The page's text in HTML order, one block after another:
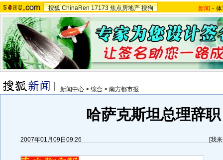
搜狐 ChinaRen 17173 焦点房地产 搜狗 新闻 -
新闻中心 > 综合 > 南方都市报
哈萨克斯坦总理辞职
2007年01月09日09:26 [我